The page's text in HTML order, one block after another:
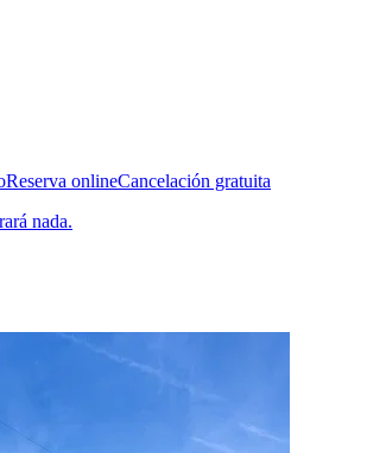
Reserva onlineCancelación gratuita
nada.